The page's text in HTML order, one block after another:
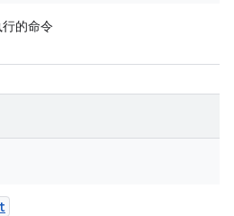
行的命令